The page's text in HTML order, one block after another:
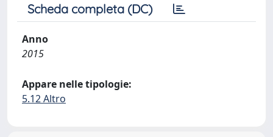
Scheda completa (DC)
Anno
2015
Appare nelle tipologie:
5.12 Altro